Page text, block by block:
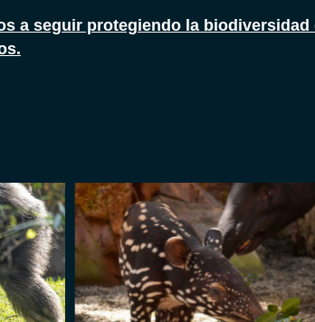
a seguir protegiendo la